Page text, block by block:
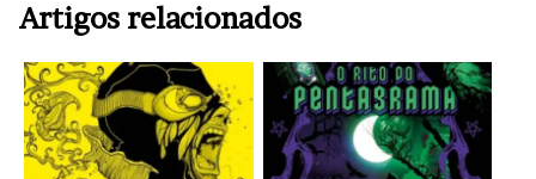
Artigos relacionados